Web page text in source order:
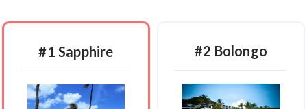
#1 Sapphire #2 Bolongo